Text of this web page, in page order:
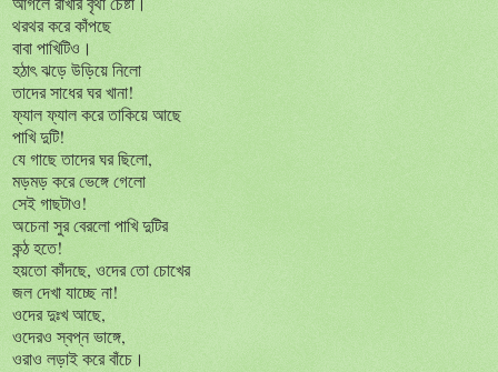
থরথর করে কাঁপছে
বাবা পাখিটিও।
হঠাৎ ঝড়ে উড়িয়ে নিলো
তাদের সাধের ঘর খানা!
ফ্যাল ফ্যাল করে তাকিয়ে আছে
পাখি দুটি!
যে গাছে তাদের ঘর ছিলো,
মড়মড় করে ভেঙ্গে গেলো
সেই গাছটাও!
অচেনা সুর বেরলো পাখি দুটির
কন্ঠ হতে!
হয়তো কাঁদছে, ওদের তো চোখের
জল দেখা যাচ্ছে না!
ওদের দুঃখ আছে,
ওদেরও স্বপ্ন ভাঙ্গে,
ওরাও লড়াই করে বাঁচে।